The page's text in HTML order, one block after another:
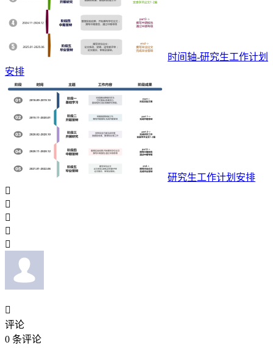
时间轴-研究生工作计划
安排
研究生工作计划安排






评论
0 条评论